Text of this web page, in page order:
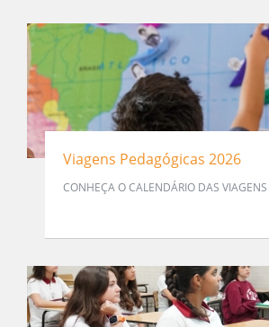
Viagens Pedagógicas 2026
CONHEÇA O CALENDÁRIO DAS